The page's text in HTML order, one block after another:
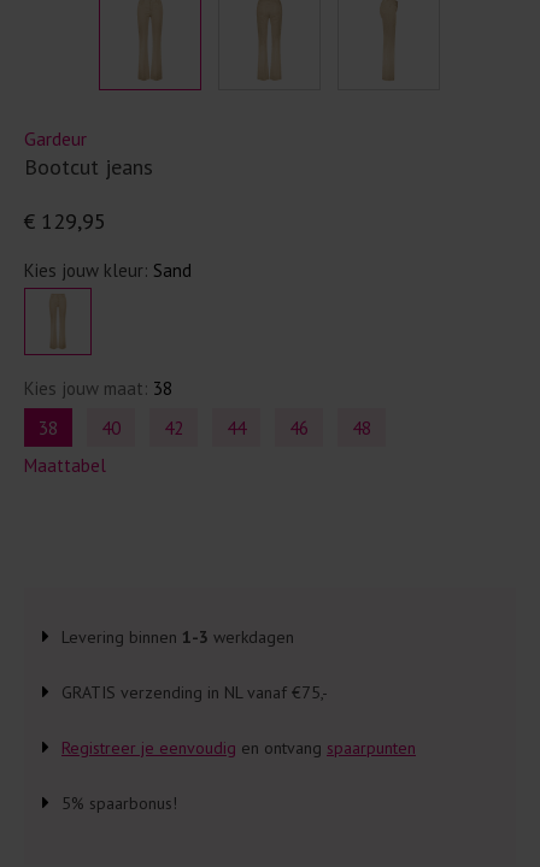
Gardeur
Bootcut jeans
€ 129,95
Kies jouw kleur: Sand
Kies jouw maat: 38
38
40 42 44 46
48
Maattabel
Levering binnen 1-3 werkdagen
GRATIS verzending in NL vanaf €75,-
Registreer je eenvoudig en ontvang spaarpunten
5% spaarbonus!